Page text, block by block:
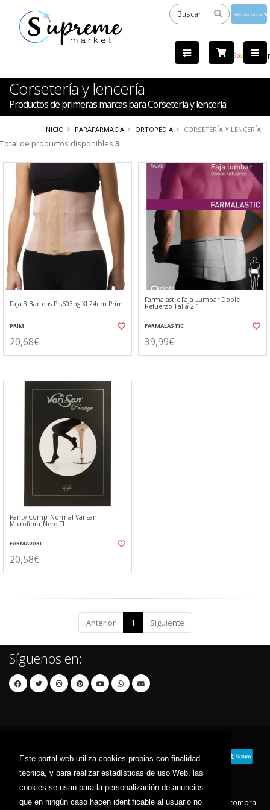
Este portal web utiliza cookies propias con finalidad
técnica, y para realizar estadísticas de uso Web, las
cookies se usan para la personalización de anuncios
que en ningún caso hacen identificable al usuario no
by
Corsetería y lencería
Productos de primeras marcas para Corsetería y lencería
INICIO PARAFARMACIA ORTOPEDIA CORSETERÍA Y LENCERÍA
Total de productos disponibles 3
Faja 3 Bandas Prs603bg Xl 24cm Prim
PRIM
20,68€
Farmalastic Faja Lumbar Doble
Refuerzo Talla 2 1
FARMALASTIC
39,99€
Panty Comp Normal Varisan
Microfibra Nero Tl
FARMAVARI
20,58€
Anterior 1 Siguiente
Síguenos en:
Contacto Aviso Legal Condiciones de compra